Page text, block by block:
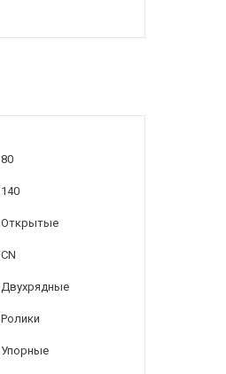
80
140
Открытые
CN
Двухрядные
Ролики
Упорные